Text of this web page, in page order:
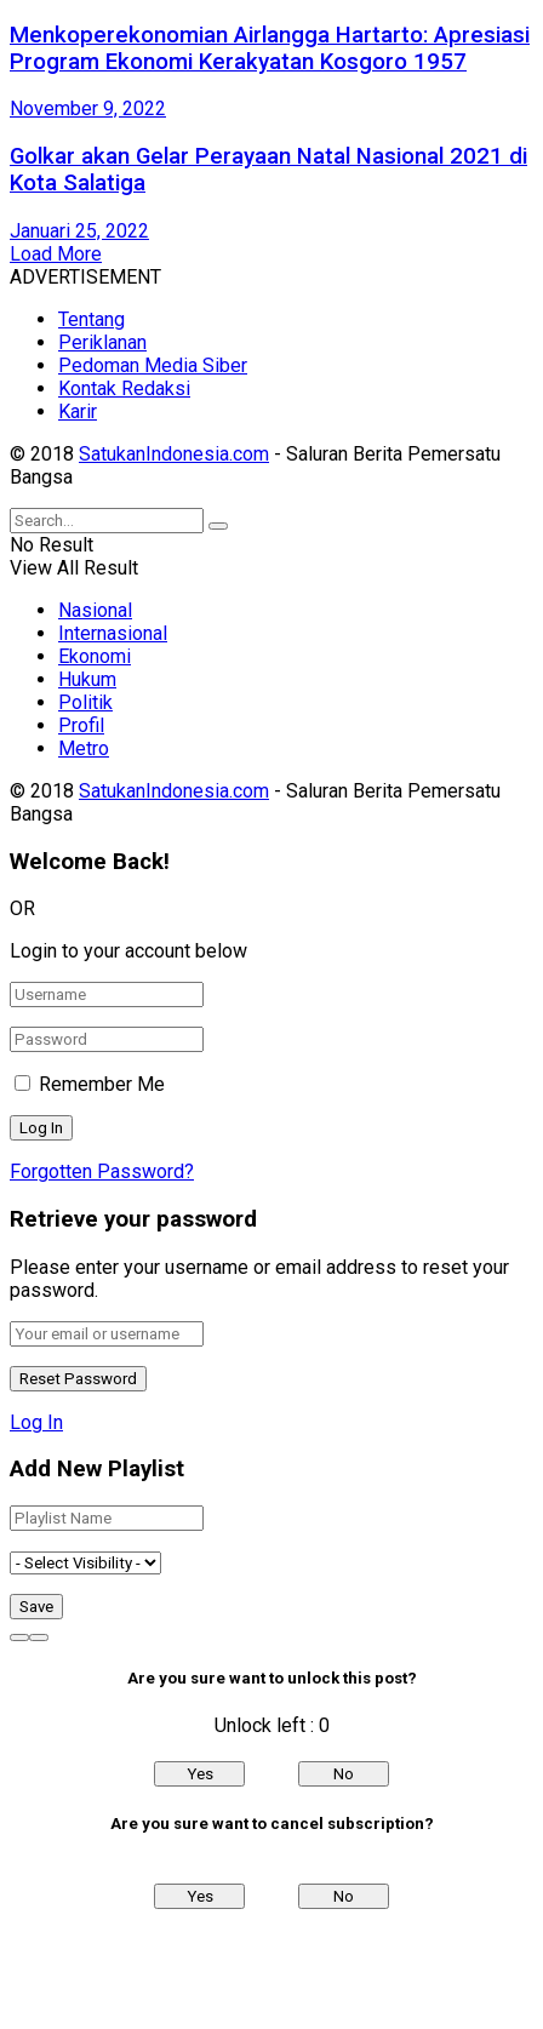
Menkoperekonomian Airlangga Hartarto: Apresiasi
Program Ekonomi Kerakyatan Kosgoro 1957
November 9, 2022
Golkar akan Gelar Perayaan Natal Nasional 2021 di
Kota Salatiga
Januari 25, 2022
Load More
ADVERTISEMENT
Tentang
Periklanan
Pedoman Media Siber
Kontak Redaksi
Karir
© 2018 SatukanIndonesia.com - Saluran Berita Pemersatu
Bangsa
No Result
View All Result
Nasional
Internasional
Ekonomi
Hukum
Politik
Profil
Metro
© 2018 SatukanIndonesia.com - Saluran Berita Pemersatu
Bangsa
Welcome Back!
OR
Login to your account below
Remember Me
Forgotten Password?
Retrieve your password
Please enter your username or email address to reset your
password.
Log In
Add New Playlist
Are you sure want to unlock this post?
Unlock left : 0
Yes No
Are you sure want to cancel subscription?
Yes No